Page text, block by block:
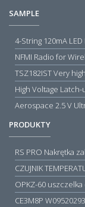
SAMPLE
4-String 120mA
NFMI Radio for
High Voltage
Aerospace 2.5 V
PRODUKTY
CZUJNIK
OPKZ-60 uszczelka